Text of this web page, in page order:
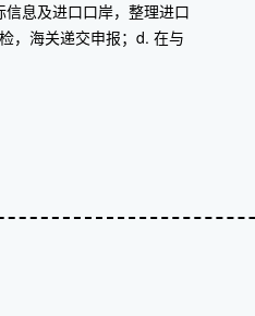
息及进口口岸，整理进口
，海关递交申报；d. 在与